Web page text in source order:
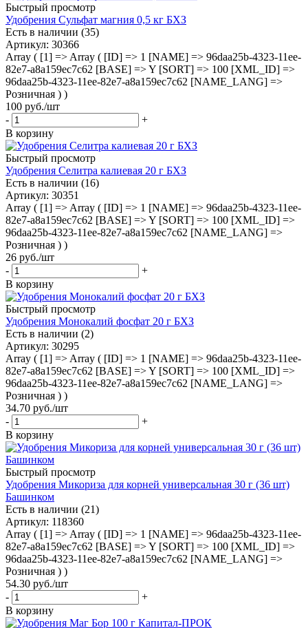
Быстрый просмотр
Удобрения Сульфат магния 0,5 кг БХЗ
Есть в наличии (35)
Артикул: 30366
Array ( [1] => Array ( [ID] => 1 [NAME] => 96daa25b-4323-11ee-
82e7-a8a159ec7c62 [BASE] => Y [SORT] => 100 [XML_ID] =>
96daa25b-4323-11ee-82e7-a8a159ec7c62 [NAME_LANG] =>
Розничная ) )
100 руб./шт
-
+
В корзину
Быстрый просмотр
Удобрения Селитра калиевая 20 г БХЗ
Есть в наличии (16)
Артикул: 30351
Array ( [1] => Array ( [ID] => 1 [NAME] => 96daa25b-4323-11ee-
82e7-a8a159ec7c62 [BASE] => Y [SORT] => 100 [XML_ID] =>
96daa25b-4323-11ee-82e7-a8a159ec7c62 [NAME_LANG] =>
Розничная ) )
26 руб./шт
-
+
В корзину
Быстрый просмотр
Удобрения Монокалий фосфат 20 г БХЗ
Есть в наличии (2)
Артикул: 30295
Array ( [1] => Array ( [ID] => 1 [NAME] => 96daa25b-4323-11ee-
82e7-a8a159ec7c62 [BASE] => Y [SORT] => 100 [XML_ID] =>
96daa25b-4323-11ee-82e7-a8a159ec7c62 [NAME_LANG] =>
Розничная ) )
34.70 руб./шт
-
+
В корзину
Быстрый просмотр
Удобрения Микориза для корней универсальная 30 г (36 шт)
Башинком
Есть в наличии (21)
Артикул: 118360
Array ( [1] => Array ( [ID] => 1 [NAME] => 96daa25b-4323-11ee-
82e7-a8a159ec7c62 [BASE] => Y [SORT] => 100 [XML_ID] =>
96daa25b-4323-11ee-82e7-a8a159ec7c62 [NAME_LANG] =>
Розничная ) )
54.30 руб./шт
-
+
В корзину